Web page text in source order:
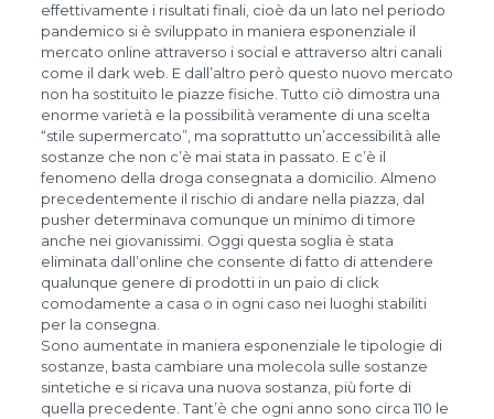
effettivamente i risultati finali, cioè da un lato nel periodo
pandemico si è sviluppato in maniera esponenziale il
mercato online attraverso i social e attraverso altri canali
come il dark web. E dall’altro però questo nuovo mercato
non ha sostituito le piazze fisiche. Tutto ciò dimostra una
enorme varietà e la possibilità veramente di una scelta
“stile supermercato”, ma soprattutto un’accessibilità alle
sostanze che non c’è mai stata in passato. E c’è il
fenomeno della droga consegnata a domicilio. Almeno
precedentemente il rischio di andare nella piazza, dal
pusher determinava comunque un minimo di timore
anche nei giovanissimi. Oggi questa soglia è stata
eliminata dall’online che consente di fatto di attendere
qualunque genere di prodotti in un paio di click
comodamente a casa o in ogni caso nei luoghi stabiliti
per la consegna.
Sono aumentate in maniera esponenziale le tipologie di
sostanze, basta cambiare una molecola sulle sostanze
sintetiche e si ricava una nuova sostanza, più forte di
quella precedente. Tant’è che ogni anno sono circa 110 le